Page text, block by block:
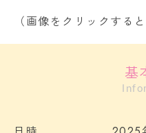
（画像をクリックする
基